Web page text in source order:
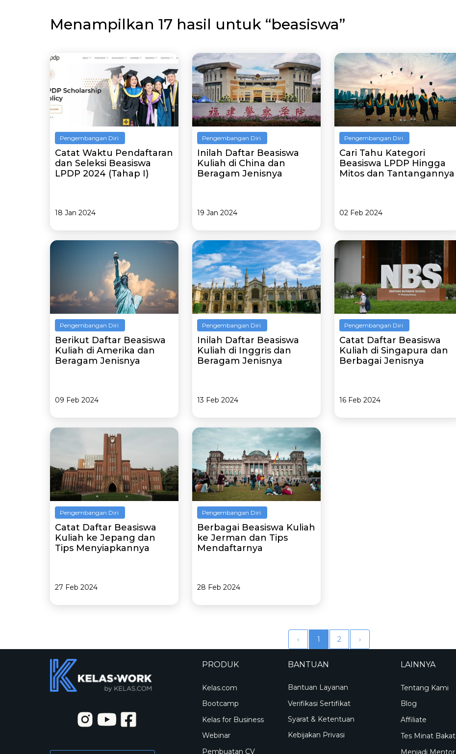
Menampilkan 17 hasil untuk “beasiswa”
Pengembangan Diri
Catat Waktu Pendaftaran
dan Seleksi Beasiswa
LPDP 2024 (Tahap I)
18 Jan 2024
Pengembangan Diri
Inilah Daftar Beasiswa
Kuliah di China dan
Beragam Jenisnya
19 Jan 2024
Pengembangan Diri
Cari Tahu Kategori
Beasiswa LPDP Hingga
Mitos dan Tantangannya
02 Feb 2024
Pengembangan Diri
Berikut Daftar Beasiswa
Kuliah di Amerika dan
Beragam Jenisnya
09 Feb 2024
Pengembangan Diri
Inilah Daftar Beasiswa
Kuliah di Inggris dan
Beragam Jenisnya
13 Feb 2024
Pengembangan Diri
Catat Daftar Beasiswa
Kuliah di Singapura dan
Berbagai Jenisnya
16 Feb 2024
Pengembangan Diri
Catat Daftar Beasiswa
Kuliah ke Jepang dan
Tips Menyiapkannya
27 Feb 2024
Pengembangan Diri
Berbagai Beasiswa Kuliah
ke Jerman dan Tips
Mendaftarnya
28 Feb 2024
‹ 1 2 ›
PRODUK
Kelas.com
Bootcamp
Kelas for Business
Webinar
Pembuatan CV
BANTUAN
Bantuan Layanan
Verifikasi Sertifikat
Syarat & Ketentuan
Kebijakan Privasi
LAINNYA
Tentang Kami
Blog
Affiliate
Tes Minat Bakat
Menjadi Mentor